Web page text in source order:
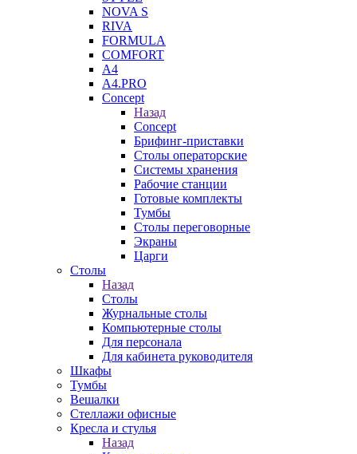
NOVA S
RIVA
FORMULA
COMFORT
A4
A4.PRO
Concept
Назад
Concept
Брифинг-приставки
Столы операторские
Системы хранения
Рабочие станции
Готовые комплекты
Тумбы
Столы переговорные
Экраны
Царги
Столы
Назад
Столы
Журнальные столы
Компьютерные столы
Для персонала
Для кабинета руководителя
Шкафы
Тумбы
Вешалки
Стеллажи офисные
Кресла и стулья
Назад